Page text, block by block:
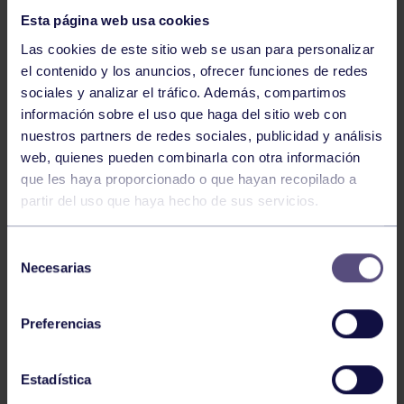
Esta página web usa cookies
Las cookies de este sitio web se usan para personalizar
el contenido y los anuncios, ofrecer funciones de redes
sociales y analizar el tráfico. Además, compartimos
información sobre el uso que haga del sitio web con
nuestros partners de redes sociales, publicidad y análisis
web, quienes pueden combinarla con otra información
que les haya proporcionado o que hayan recopilado a
partir del uso que haya hecho de sus servicios.
Necesarias
Preferencias
Estadística
Hockey 28 Jul 2026
ÓSCAR PALOMERO, RUMBO AL
MUNDIAL
Hockey